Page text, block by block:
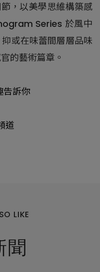
，以美學思維構築感
Series 於風中
或在味蕾間層層品味
的藝術篇章。
告訴你
道
LIKE
聞